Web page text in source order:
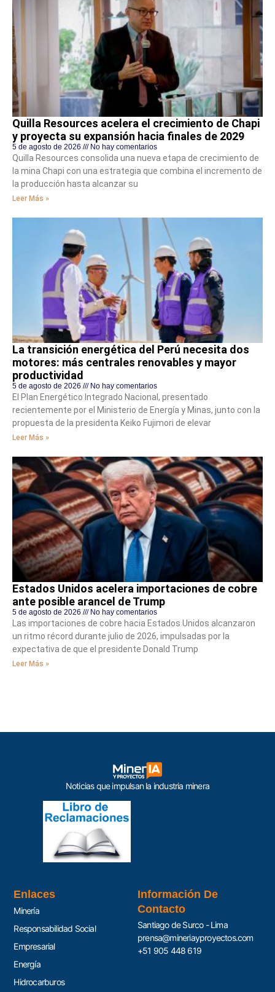
Quilla Resources acelera el crecimiento de Chapi
y proyecta su expansión hacia finales de 2029
5 de agosto de 2026 No hay comentarios
Quilla Resources consolida una nueva etapa de crecimiento de
la mina Chapi con una estrategia que combina el incremento de
la producción hasta alcanzar su
Leer Más »
La transición energética del Perú necesita dos
motores: más centrales renovables y mayor
productividad
5 de agosto de 2026 No hay comentarios
El Plan Energético Integrado Nacional, presentado
recientemente por el Ministerio de Energía y Minas, junto con la
propuesta de la presidenta Keiko Fujimori de elevar
Leer Más »
Estados Unidos acelera importaciones de cobre
ante posible arancel de Trump
5 de agosto de 2026 No hay comentarios
Las importaciones de cobre hacia Estados Unidos alcanzaron
un ritmo récord durante julio de 2026, impulsadas por la
expectativa de que el presidente Donald Trump
Leer Más »
Noticias que impulsan la industria minera
Enlaces
Minería
Responsabilidad Social
Empresarial
Energía
Hidrocarburos
Información De
Contacto
Santiago de Surco - Lima
prensa@mineriayproyectos.com
+51 905 448 619